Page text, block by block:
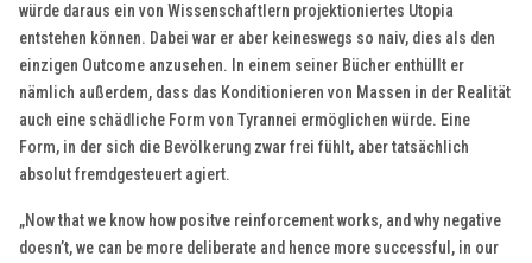
würde daraus ein von Wissenschaftlern projektioniertes Utopia
entstehen können. Dabei war er aber keineswegs so naiv, dies als den
einzigen Outcome anzusehen. In einem seiner Bücher enthüllt er
nämlich außerdem, dass das Konditionieren von Massen in der Realität
auch eine schädliche Form von Tyrannei ermöglichen würde. Eine
Form, in der sich die Bevölkerung zwar frei fühlt, aber tatsächlich
absolut fremdgesteuert agiert.
„Now that we know how positve reinforcement works, and why negative
doesn’t, we can be more deliberate and hence more successful, in our